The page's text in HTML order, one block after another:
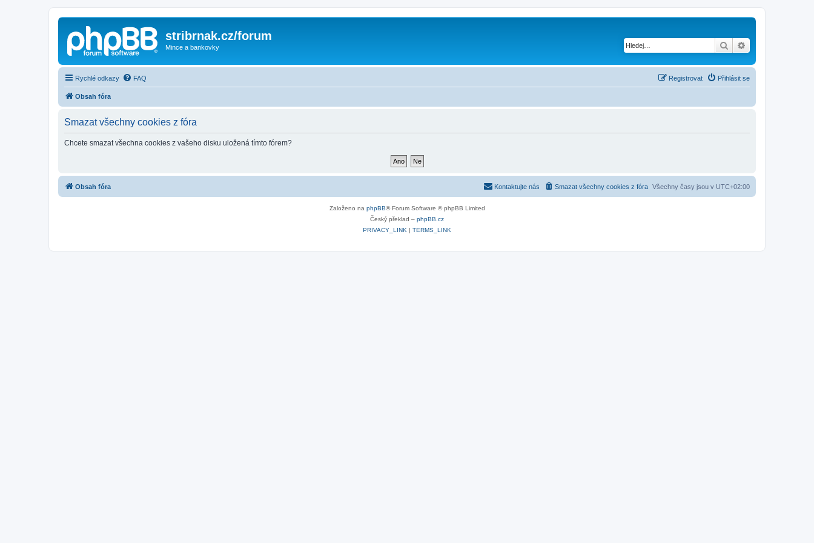
stribrnak.cz/forum
Mince a bankovky Hledat
Rychlé odkazy FAQ Přihlásit se
Registrovat
Obsah fóra
Smazat všechny cookies z fóra
Chcete smazat všechna cookies z vašeho disku uložená tímto fórem?
Obsah fóra Všechny časy jsou v UTC+02:00
Smazat všechny cookies z fóra
Kontaktujte nás
Založeno na phpBB® Forum Software © phpBB Limited
Český překlad – phpBB.cz
PRIVACY_LINK | TERMS_LINK